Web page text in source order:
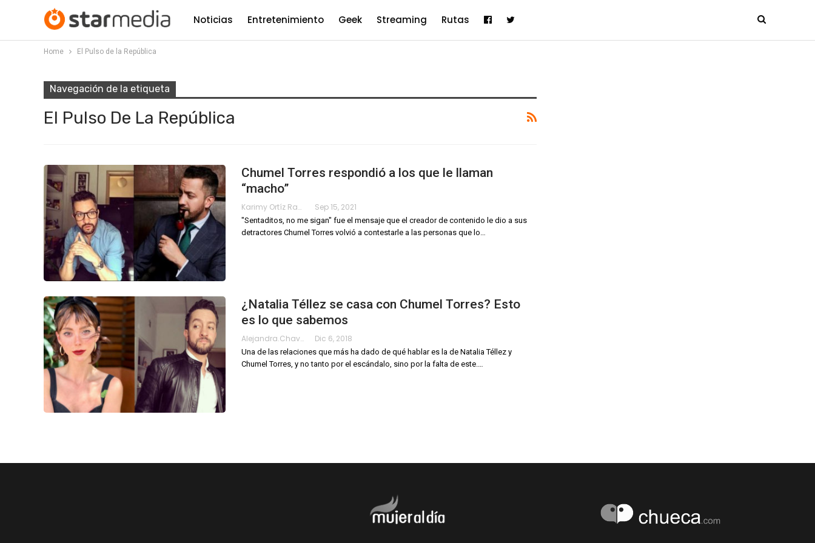
Noticias Entretenimiento Geek Streaming Rutas
Home El Pulso de la República
Navegación de la etiqueta
El Pulso De La República
Chumel Torres respondió a los que le llaman
“macho”
Karimy Ortíz Ramos Sep 15, 2021
"Sentaditos, no me sigan" fue el mensaje que el creador de contenido le dio a sus
detractores Chumel Torres volvió a contestarle a las personas que lo…
¿Natalia Téllez se casa con Chumel Torres? Esto
es lo que sabemos
Alejandra.chavarria Dic 6, 2018
Una de las relaciones que más ha dado de qué hablar es la de Natalia Téllez y
Chumel Torres, y no tanto por el escándalo, sino por la falta de este.…